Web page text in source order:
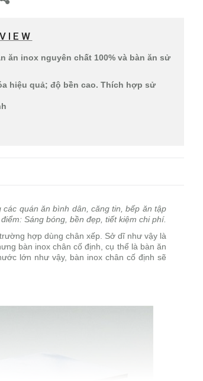
ăn inox nguyên chất 100% và bàn ăn sử
hiệu quả; độ bền cao. Thích hợp sử
các quán ăn bình dân, căng tin, bếp ăn tập
Sáng bóng, bền đẹp, tiết kiệm chi phí.
hợp dùng chân xếp. Sở dĩ như vậy là
bàn inox chân cố định, cụ thể là bàn ăn
lớn như vậy, bàn inox chân cố định sẽ